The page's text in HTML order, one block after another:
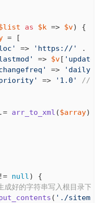
as $k => $v) {
= [
=> 'https://' .
=> $v[
=> 'daily'
=> '1.0'
// 页
arr_to_xml ($array);
null ) {
好的字符串写入根目录下
( './